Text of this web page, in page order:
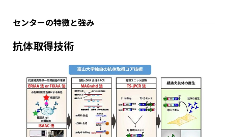
センターの特徴と強み
抗体取得技術